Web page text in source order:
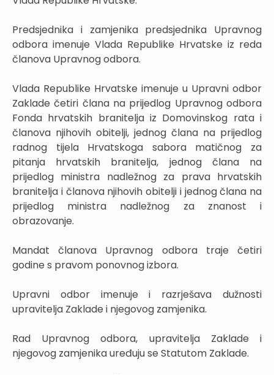
Predsjednika i zamjenika predsjednika Upravnog
odbora imenuje Vlada Republike Hrvatske iz reda
članova Upravnog odbora.
Vlada Republike Hrvatske imenuje u Upravni odbor
Zaklade četiri člana na prijedlog Upravnog odbora
Fonda hrvatskih branitelja iz Domovinskog rata i
članova njihovih obitelji, jednog člana na prijedlog
radnog tijela Hrvatskoga sabora matičnog za
pitanja hrvatskih branitelja, jednog člana na
prijedlog ministra nadležnog za prava hrvatskih
branitelja i članova njihovih obitelji i jednog člana na
prijedlog ministra nadležnog za znanost i
obrazovanje.
Mandat članova Upravnog odbora traje četiri
godine s pravom ponovnog izbora.
Upravni odbor imenuje i razrješava dužnosti
upravitelja Zaklade i njegovog zamjenika.
Rad Upravnog odbora, upravitelja Zaklade i
njegovog zamjenika uređuju se Statutom Zaklade.